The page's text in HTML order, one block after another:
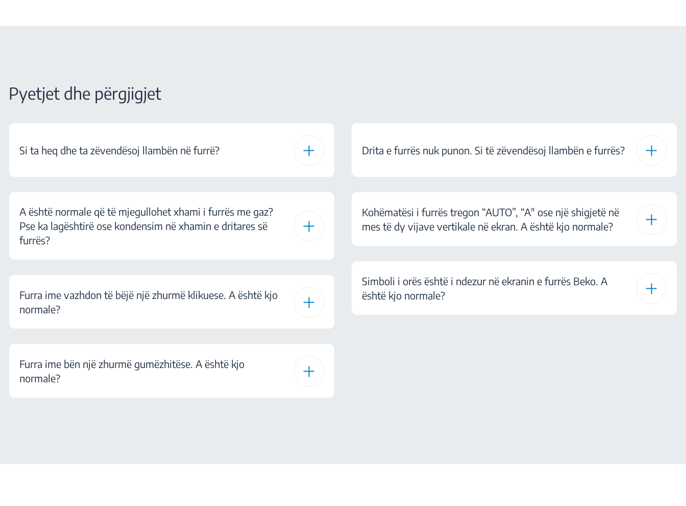
Pyetjet dhe përgjigjet
Si ta heq dhe ta zëvendësoj llambën në furrë?
A është normale që të mjegullohet xhami i furrës me gaz?
Pse ka lagështirë ose kondensim në xhamin e dritares së
furrës?
Furra ime vazhdon të bëjë një zhurmë klikuese. A është kjo
normale?
Furra ime bën një zhurmë gumëzhitëse. A është kjo
normale?
Drita e furrës nuk punon. Si të zëvendësoj llambën e furrës?
Kohëmatësi i furrës tregon “AUTO”, “A" ose një shigjetë në
mes të dy vijave vertikale në ekran. A është kjo normale?
Simboli i orës është i ndezur në ekranin e furrës Beko. A
është kjo normale?